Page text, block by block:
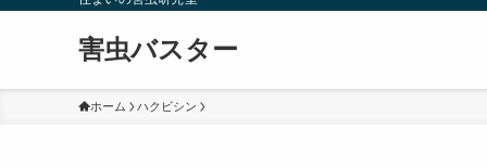
害虫バスター
ホーム ハクビシン